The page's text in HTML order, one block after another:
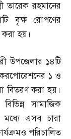
তারেক রহমানের
বৃক্ষ রোপণের
করা হয়।
উপজেলার ১৪টি
করপোরেশনের ১ ও
বিতরণ করা হয়।
বিভিন্ন সামাজিক
মধ্যে এসব চারা
পরিচালিত